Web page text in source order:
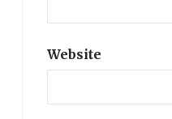
Website